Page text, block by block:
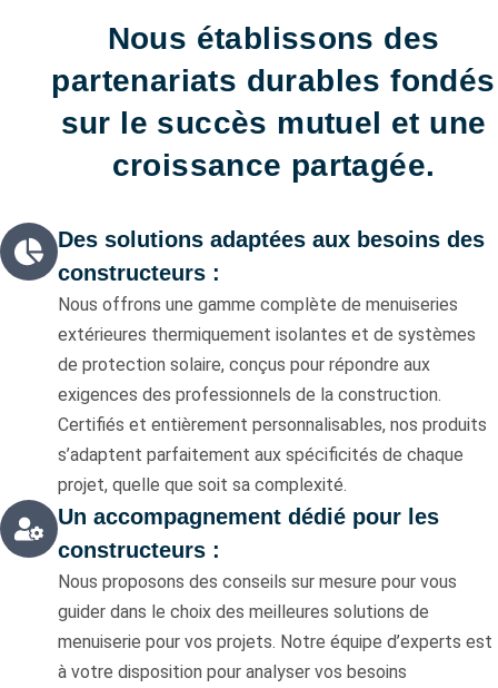
Nous établissons des
partenariats durables fondés
sur le succès mutuel et une
croissance partagée.
Des solutions adaptées aux besoins des
constructeurs :
Nous offrons une gamme complète de menuiseries
extérieures thermiquement isolantes et de systèmes
de protection solaire, conçus pour répondre aux
exigences des professionnels de la construction.
Certifiés et entièrement personnalisables, nos produits
s’adaptent parfaitement aux spécificités de chaque
projet, quelle que soit sa complexité.
Un accompagnement dédié pour les
constructeurs :
Nous proposons des conseils sur mesure pour vous
guider dans le choix des meilleures solutions de
menuiserie pour vos projets. Notre équipe d’experts est
à votre disposition pour analyser vos besoins